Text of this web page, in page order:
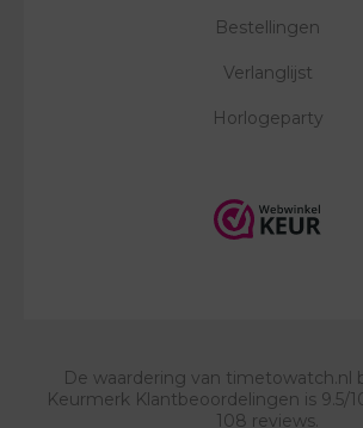
Bestellingen
Verlanglijst
Horlogeparty
De waardering van timetowatch.nl
Keurmerk Klantbeoordelingen is 9.5/
108 reviews.